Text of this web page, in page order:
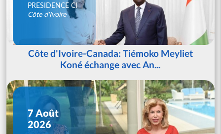
PRESIDENCE CI
Côte d'Ivoire
Côte d'Ivoire-Canada: Tiémoko Meyliet
Koné échange avec An...
7 Août
2026